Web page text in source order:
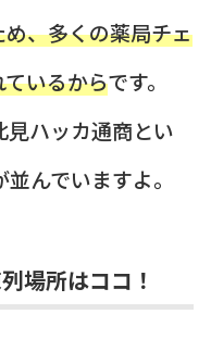
、多くの薬局チェ
いるからです。
ハッカ通商とい
んでいますよ。
場所はココ！